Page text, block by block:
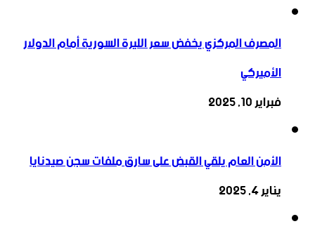
المصرف المركزي يخفض سعر الليرة السورية أمام الدولار
الأميركي
فبراير 10, 2025
الأمن العام يلقي القبض على سارق ملفات سجن صيدنايا
يناير 4, 2025